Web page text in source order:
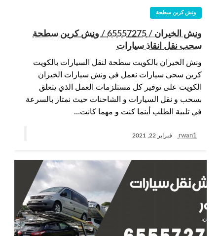
ونش كرين سطحة
ونش الخيران / 65557275 / ونش كرين سطحة
سحب نقل انقاذ سيارات
ونش الخيران بالكويت سطحة لنقل السيارات بالكويت
كرين سحي سيارات نعمل في ونش سيارات الخيران
الكويت على توفير كل مستلزمات العمل الذي يتعلق
بسحب و نقل السيارات و الشاحنات حيث نمتاز بالسرعة
في تلبية الطلب أينما كنت و مهما كانت…
rwan1 فبراير 22, 2021